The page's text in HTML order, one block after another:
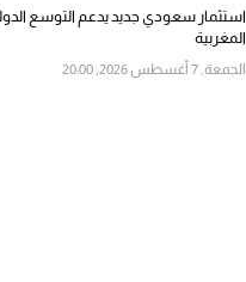
استثمار سعودي جديد يدعم التوسع
المغربية
الجمعة, 7 أغسطس 2026, 20:00